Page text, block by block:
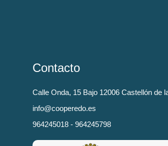
Contacto
Calle Onda, 15 Bajo 12006 Castellón de
info@cooperedo.es
964245018 - 964245798